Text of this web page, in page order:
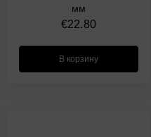
мм
€22.80
В корзину